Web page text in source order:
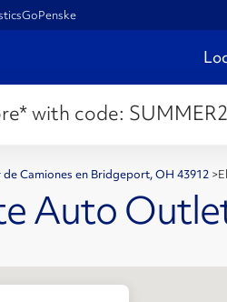
GoPenske
with code:
Camiones en Bridgeport, OH 43912 >
Auto